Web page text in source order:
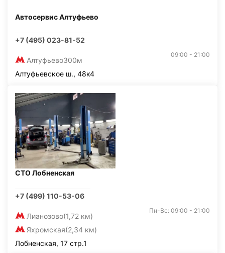
Автосервис Алтуфьево
+7 (495) 023-81-52
Алтуфьево300м
09:00 - 21:00
Алтуфьевское ш., 48к4
СТО Лобненская
+7 (499) 110-53-06
Лианозово(1,72 км)
Яхромская(2,34 км)
Пн-Вс: 09:00 - 21:00
Лобненская, 17 стр.1